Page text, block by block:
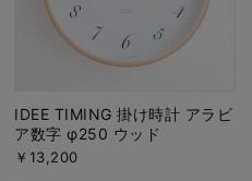
IDEE TIMING 掛け時計 アラビ
ア数字 φ250 ウッド
￥13,200